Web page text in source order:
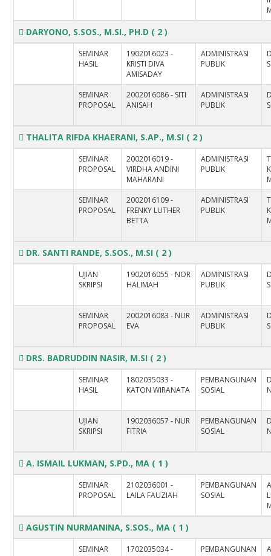
DARYONO, S.SOS., M.SI., PH.D ( 2 )
SEMINAR
HASIL
1902016023 -
KRISTI DIVA
AMISADAY
ADMINISTRASI
PUBLIK
SEMINAR
PROPOSAL
2002016086 - SITI
ANISAH
ADMINISTRASI
PUBLIK
THALITA RIFDA KHAERANI, S.AP., M.SI ( 2 )
SEMINAR
PROPOSAL
2002016019 -
VIRDHA ANDINI
MAHARANI
ADMINISTRASI
PUBLIK
SEMINAR
PROPOSAL
2002016109 -
FRENKY LUTHER
BETTA
ADMINISTRASI
PUBLIK
DR. SANTI RANDE, S.SOS., M.SI ( 2 )
UJIAN
SKRIPSI
1902016055 - NOR
HALIMAH
ADMINISTRASI
PUBLIK
SEMINAR
PROPOSAL
2002016083 - NUR
EVA
ADMINISTRASI
PUBLIK
DRS. BADRUDDIN NASIR, M.SI ( 2 )
SEMINAR
HASIL
1802035033 -
KATON WIRANATA
PEMBANGUNAN
SOSIAL
UJIAN
SKRIPSI
1902036057 - NUR
FITRIA
PEMBANGUNAN
SOSIAL
A. ISMAIL LUKMAN, S.PD., MA ( 1 )
SEMINAR
PROPOSAL
2102036001 -
LAILA FAUZIAH
PEMBANGUNAN
SOSIAL
AGUSTIN NURMANINA, S.SOS., MA ( 1 )
SEMINAR
1702035034 -
PEMBANGUNAN